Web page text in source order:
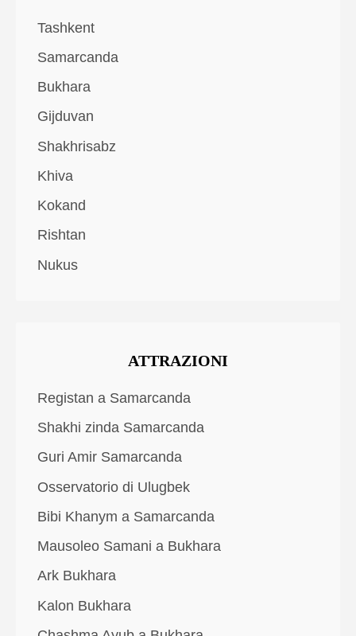
Tashkent
Samarcanda
Bukhara
Gijduvan
Shakhrisabz
Khiva
Kokand
Rishtan
Nukus
ATTRAZIONI
Registan a Samarcanda
Shakhi zinda Samarcanda
Guri Amir Samarcanda
Osservatorio di Ulugbek
Bibi Khanym a Samarcanda
Mausoleo Samani a Bukhara
Ark Bukhara
Kalon Bukhara